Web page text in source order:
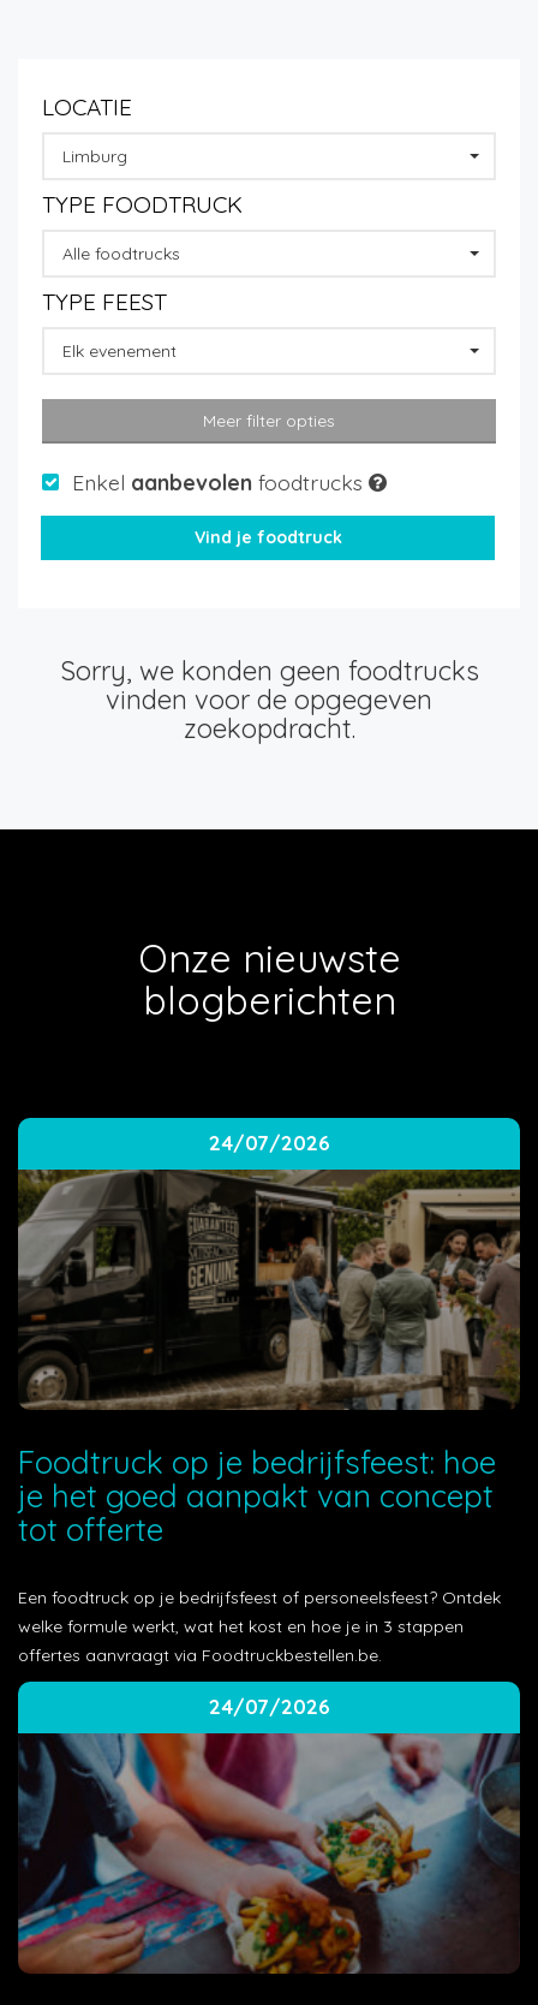
LOCATIE
Limburg
TYPE FOODTRUCK
Alle foodtrucks
TYPE FEEST
Elk evenement
Meer filter opties
Enkel aanbevolen foodtrucks
Sorry, we konden geen foodtrucks
vinden voor de opgegeven
zoekopdracht.
Onze nieuwste
blogberichten
24/07/2026
Foodtruck op je bedrijfsfeest: hoe
je het goed aanpakt van concept
tot offerte
Een foodtruck op je bedrijfsfeest of personeelsfeest? Ontdek
welke formule werkt, wat het kost en hoe je in 3 stappen
offertes aanvraagt via Foodtruckbestellen.be.
24/07/2026